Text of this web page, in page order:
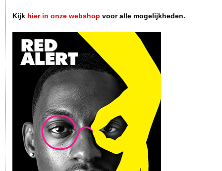
Kijk hier in onze webshop voor alle mogelijkheden.